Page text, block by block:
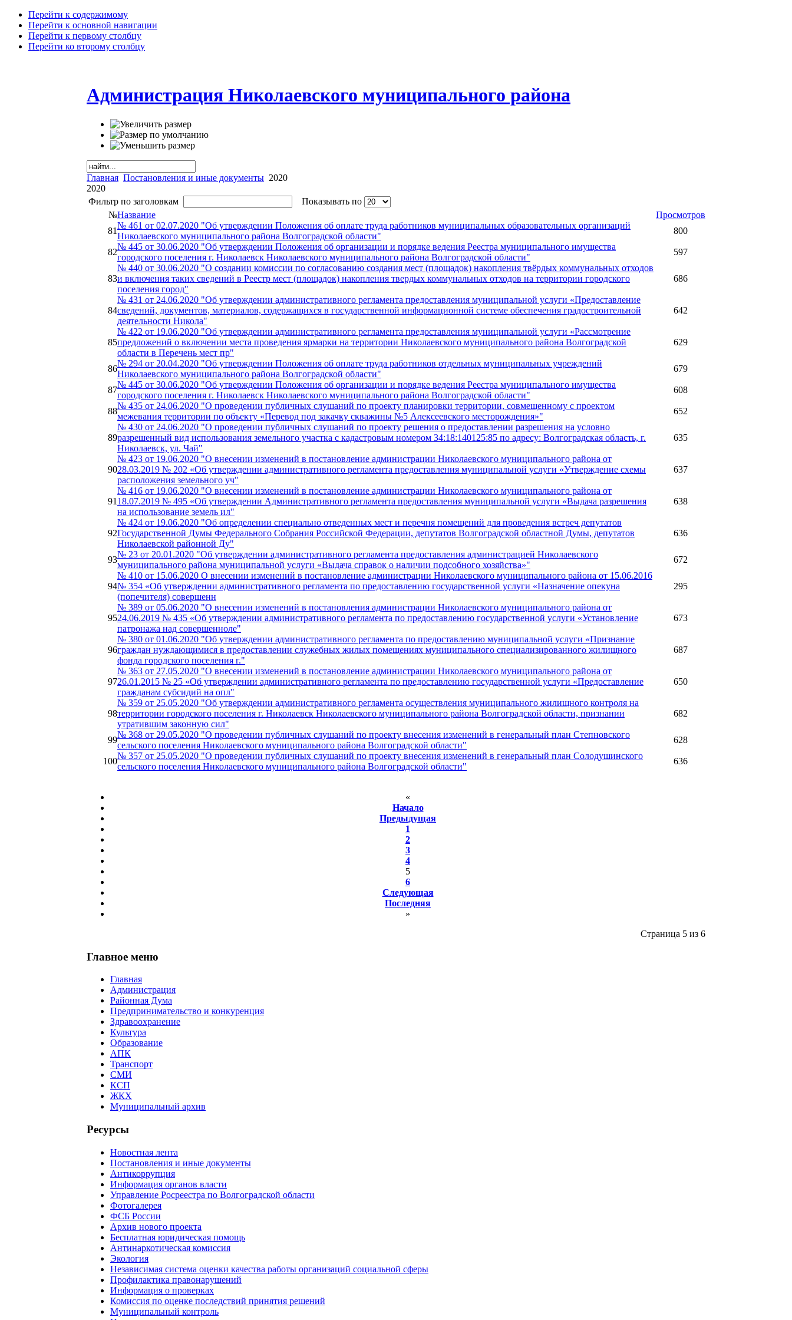
Перейти к содержимому
Перейти к основной навигации
Перейти к первому столбцу
Перейти ко второму столбцу
Администрация Николаевского муниципального района
Главная Постановления и иные документы 2020
2020
Фильтр по заголовкам
Показывать по
№Название
Просмотров
81
№ 461 от 02.07.2020 "Об утверждении Положения об оплате труда работников муниципальных образовательных организаций
Николаевского муниципального района Волгоградской области"
800
82
№ 445 от 30.06.2020 "Об утверждении Положения об организации и порядке ведения Реестра муниципального имущества
городского поселения г. Николаевск Николаевского муниципального района Волгоградской области"
597
83
№ 440 от 30.06.2020 "О создании комиссии по согласованию создания мест (площадок) накопления твёрдых коммунальных отходов
и включения таких сведений в Реестр мест (площадок) накопления твердых коммунальных отходов на территории городского
поселения город"
686
84
№ 431 от 24.06.2020 "Об утверждении административного регламента предоставления муниципальной услуги «Предоставление
сведений, документов, материалов, содержащихся в государственной информационной системе обеспечения градостроительной
деятельности Никола"
642
85
№ 422 от 19.06.2020 "Об утверждении административного регламента предоставления муниципальной услуги «Рассмотрение
предложений о включении места проведения ярмарки на территории Николаевского муниципального района Волгоградской
области в Перечень мест пр"
629
86
№ 294 от 20.04.2020 "Об утверждении Положения об оплате труда работников отдельных муниципальных учреждений
Николаевского муниципального района Волгоградской области"
679
87
№ 445 от 30.06.2020 "Об утверждении Положения об организации и порядке ведения Реестра муниципального имущества
городского поселения г. Николаевск Николаевского муниципального района Волгоградской области"
608
88
№ 435 от 24.06.2020 "О проведении публичных слушаний по проекту планировки территории, совмещенному с проектом
межевания территории по объекту «Перевод под закачку скважины №5 Алексеевского месторождения»"
652
89
№ 430 от 24.06.2020 "О проведении публичных слушаний по проекту решения о предоставлении разрешения на условно
разрешенный вид использования земельного участка с кадастровым номером 34:18:140125:85 по адресу: Волгоградская область, г.
Николаевск, ул. Чай"
635
90
№ 423 от 19.06.2020 "О внесении изменений в постановление администрации Николаевского муниципального района от
28.03.2019 № 202 «Об утверждении административного регламента предоставления муниципальной услуги «Утверждение схемы
расположения земельного уч"
637
91
№ 416 от 19.06.2020 "О внесении изменений в постановление администрации Николаевского муниципального района от
18.07.2019 № 495 «Об утверждении Административного регламента предоставления муниципальной услуги «Выдача разрешения
на использование земель ил"
638
92
№ 424 от 19.06.2020 "Об определении специально отведенных мест и перечня помещений для проведения встреч депутатов
Государственной Думы Федерального Собрания Российской Федерации, депутатов Волгоградской областной Думы, депутатов
Николаевской районной Ду"
636
93
№ 23 от 20.01.2020 "Об утверждении административного регламента предоставления администрацией Николаевского
муниципального района муниципальной услуги «Выдача справок о наличии подсобного хозяйства»"
672
94
№ 410 от 15.06.2020 О внесении изменений в постановление администрации Николаевского муниципального района от 15.06.2016
№ 354 «Об утверждении административного регламента по предоставлению государственной услуги «Назначение опекуна
(попечителя) совершенн
295
95
№ 389 от 05.06.2020 "О внесении изменений в постановления администрации Николаевского муниципального района от
24.06.2019 № 435 «Об утверждении административного регламента по предоставлению государственной услуги «Установление
патронажа над совершенноле"
673
96
№ 380 от 01.06.2020 "Об утверждении административного регламента по предоставлению муниципальной услуги «Признание
граждан нуждающимися в предоставлении служебных жилых помещениях муниципального специализированного жилищного
фонда городского поселения г."
687
97
№ 363 от 27.05.2020 "О внесении изменений в постановление администрации Николаевского муниципального района от
26.01.2015 № 25 «Об утверждении административного регламента по предоставлению государственной услуги «Предоставление
гражданам субсидий на опл"
650
98
№ 359 от 25.05.2020 "Об утверждении административного регламента осуществления муниципального жилищного контроля на
территории городского поселения г. Николаевск Николаевского муниципального района Волгоградской области, признании
утратившим законную сил"
682
99
№ 368 от 29.05.2020 "О проведении публичных слушаний по проекту внесения изменений в генеральный план Степновского
сельского поселения Николаевского муниципального района Волгоградской области"
628
100
№ 357 от 25.05.2020 "О проведении публичных слушаний по проекту внесения изменений в генеральный план Солодушинского
сельского поселения Николаевского муниципального района Волгоградской области"
636
«
Начало
Предыдущая
1
2
3
4
5
6
Следующая
Последняя
»
Страница 5 из 6
Главное меню
Главная
Администрация
Районная Дума
Предпринимательство и конкуренция
Здравоохранение
Культура
Образование
АПК
Транспорт
СМИ
КСП
ЖКХ
Муниципальный архив
Ресурсы
Новостная лента
Постановления и иные документы
Антикоррупция
Информация органов власти
Управление Росреестра по Волгоградской области
Фотогалерея
ФСБ России
Архив нового проекта
Бесплатная юридическая помощь
Антинаркотическая комиссия
Экология
Независимая система оценки качества работы организаций социальной сферы
Профилактика правонарушений
Информация о проверках
Комиссия по оценке последствий принятия решений
Муниципальный контроль